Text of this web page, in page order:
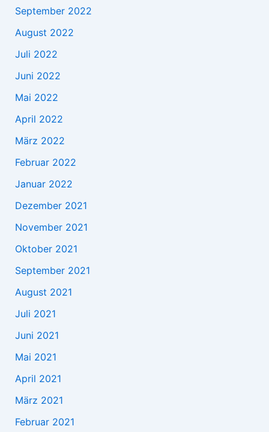
September 2022
August 2022
Juli 2022
Juni 2022
Mai 2022
April 2022
März 2022
Februar 2022
Januar 2022
Dezember 2021
November 2021
Oktober 2021
September 2021
August 2021
Juli 2021
Juni 2021
Mai 2021
April 2021
März 2021
Februar 2021